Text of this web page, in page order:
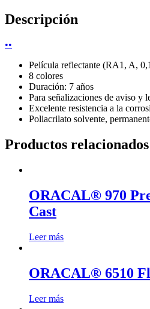
Descripción
••
Película reflectante (RA1, A,
8 colores
Duración: 7 años
Para señalizaciones de aviso y
Excelente resistencia a la
Poliacrilato solvente,
Productos relacionados
ORACAL® 970
Cast
Leer más
ORACAL® 6510
Leer más